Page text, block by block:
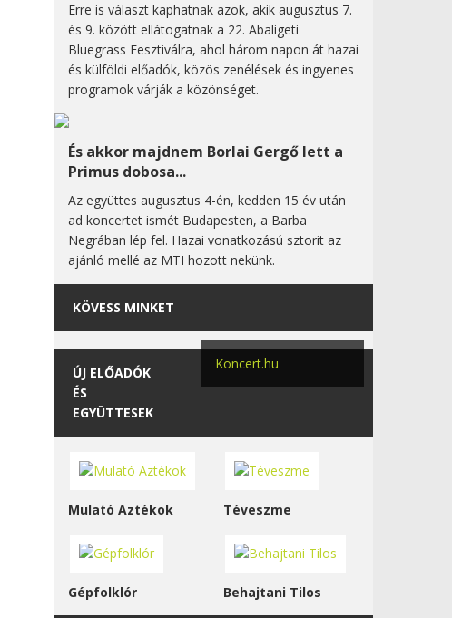
Erre is választ kaphatnak azok, akik augusztus 7.
és 9. között ellátogatnak a 22. Abaligeti
Bluegrass Fesztiválra, ahol három napon át hazai
és külföldi előadók, közös zenélések és ingyenes
programok várják a közönséget.
És akkor majdnem Borlai Gergő lett a
Primus dobosa...
Az együttes augusztus 4-én, kedden 15 év után
ad koncertet ismét Budapesten, a Barba
Negrában lép fel. Hazai vonatkozású sztorit az
ajánló mellé az MTI hozott nekünk.
KÖVESS MINKET
Koncert.hu
ÚJ ELŐADÓK
ÉS
EGYÜTTESEK
Mulató Aztékok Téveszme
Gépfolklór Behajtani Tilos